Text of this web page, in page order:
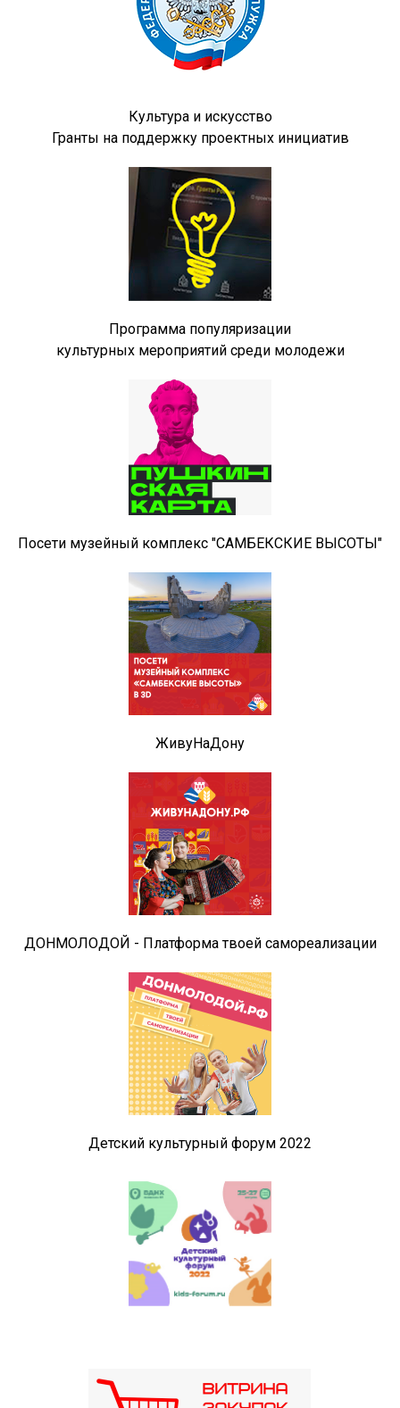
Культура и искусство
Гранты на поддержку проектных инициатив
Программа популяризации
культурных мероприятий среди молодежи
Посети музейный комплекс "САМБЕКСКИЕ ВЫСОТЫ"
ЖивуНаДону
ДОНМОЛОДОЙ - Платформа твоей самореализации
Детский культурный форум 2022